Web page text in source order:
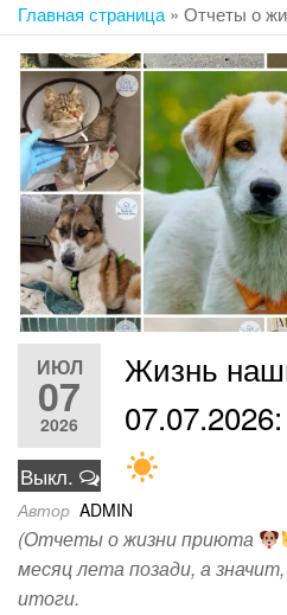
Главная страница » Отчеты о
ИЮЛ
07
2026
Выкл.
Жизнь
Автор ADMIN
(Отчеты о жизни приюта
месяц лета позади, а
итоги.